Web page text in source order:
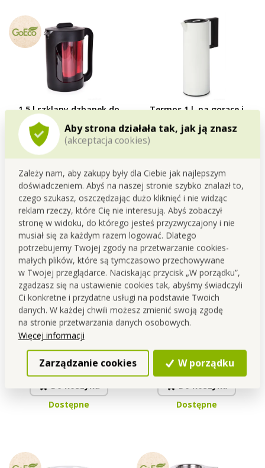
Aby strona działała tak, jak ją znasz
(akceptacja cookies)
Zależy nam, aby zakupy były dla Ciebie jak najlepszym
doświadczeniem. Abyś na naszej stronie szybko znalazł to,
czego szukasz, oszczędzając dużo kliknięć i nie widząc
reklam rzeczy, które Cię nie interesują. Abyś zobaczył
stronę w widoku, do którego jesteś przyzwyczajony i nie
musiał się za każdym razem logować. Dlatego
potrzebujemy Twojej zgody na przetwarzanie cookies-
małych plików, które są tymczasowo przechowywane
w Twojej przeglądarce. Naciskając przycisk „W porządku”,
zgadzasz się na ustawienie cookies tak, abyśmy świadczyli
Ci konkretne i przydatne usługi na podstawie Twoich
danych. W każdej chwili możesz zmienić swoją zgodę
na stronie przetwarzania danych osobowych.
Więcej informacji
Zarządzanie cookies W porządku
1,5 l szklany dzbanek do
kawy cold brew lub herbaty,
BOROSIL GLASS
Cena dla Ciebie
112,99 zł
Do koszyka
Dostępne
Termos 1 l, na gorące i
Cena dla Ciebie
Do koszyka
Dostępne
500 ml nierdzewny kubek
KELIMERO® z silikonowym
paskiem i pokrywką
Cena dla Ciebie
37,90 zł
Do koszyka
Dostępne
300 ml dwuścienny
Cena dla Ciebie
43,19 zł
Do koszyka
Dostępne